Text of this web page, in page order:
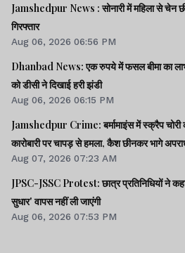
Jamshedpur News : सोनारी में महिला से चेन
गिरफ्तार
Aug 06, 2026 06:56 PM
Dhanbad News: एक रुपये में फसल बीमा का
को डीसी ने दिखाई हरी झंडी
Aug 06, 2026 06:15 PM
Jamshedpur Crime: बर्मामाइंस में स्क्रैप चोरी
कारोबारी पर चापड़ से हमला, कैश छीनकर भागे
Aug 07, 2026 07:23 AM
JPSC-JSSC Protest: छात्र प्रतिनिधियों ने
सुधार' वापस नहीं ली जाएंगी
Aug 06, 2026 07:53 PM